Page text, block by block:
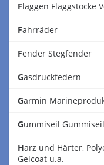
Flaggen Flaggstöcke
Fahrräder
Fender Stegfender
Gasdruckfedern
Garmin
Gummiseil
Harz und Härter, Polyester, Epoxy,
Gelcoat u.a.